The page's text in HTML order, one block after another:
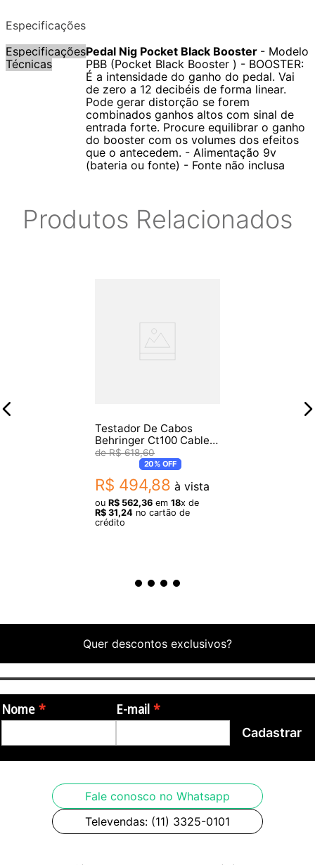
um controle é fácil de usar e dá um gás poderoso.
Especificações
Especificações
Técnicas
Pedal Nig Pocket Black Booster - Modelo
PBB (Pocket Black Booster ) - BOOSTER:
É a intensidade do ganho do pedal. Vai
de zero a 12 decibéis de forma linear.
Pode gerar distorção se forem
combinados ganhos altos com sinal de
entrada forte. Procure equilibrar o ganho
do booster com os volumes dos efeitos
que o antecedem. - Alimentação 9v
(bateria ou fonte) - Fonte não inclusa
Produtos Relacionados
Testador De Cabos
Behringer Ct100 Cable
Tester
R$ 618,60
20%OFF
R$ 494,88 à vista
ou R$ 562,36 em 18x de
R$ 31,24 no cartão de
crédito
Quer descontos exclusivos?
Nome E-mail
Cadastrar
Fale conosco no Whatsapp
Televendas: (11) 3325-0101